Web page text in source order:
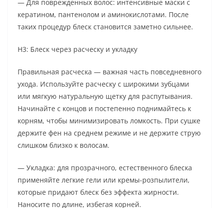
— Для поврежденных волос: интенсивные маски с
кератином, пантенолом и аминокислотами. После
таких процедур блеск становится заметно сильнее.
H3: Блеск через расческу и укладку
Правильная расческа — важная часть повседневного
ухода. Используйте расческу с широкими зубцами
или мягкую натуральную щетку для распутывания.
Начинайте с концов и постепенно поднимайтесь к
корням, чтобы минимизировать ломкость. При сушке
держите фен на среднем режиме и не держите струю
слишком близко к волосам.
— Укладка: для прозрачного, естественного блеска
применяйте легкие гели или кремы-розпылители,
которые придают блеск без эффекта жирности.
Наносите по длине, избегая корней.